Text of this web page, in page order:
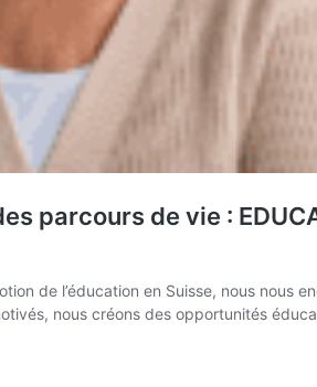
parcours de vie :
de l’éducation en Suisse, nous
nous créons des opportunités